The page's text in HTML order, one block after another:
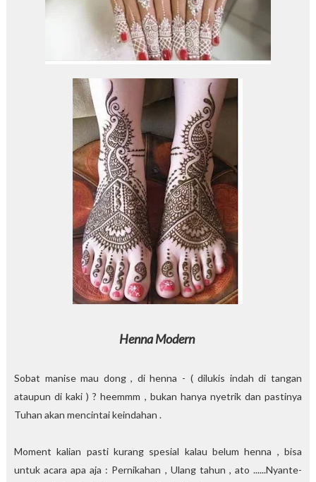
Henna Modern
Sobat manise mau dong , di henna - ( dilukis indah di tangan
ataupun di kaki ) ? heemmm , bukan hanya nyetrik dan pastinya
Tuhan akan mencintai keindahan .
Moment kalian pasti kurang spesial kalau belum henna , bisa
untuk acara apa aja : Pernikahan , Ulang tahun , ato ......Nyante-